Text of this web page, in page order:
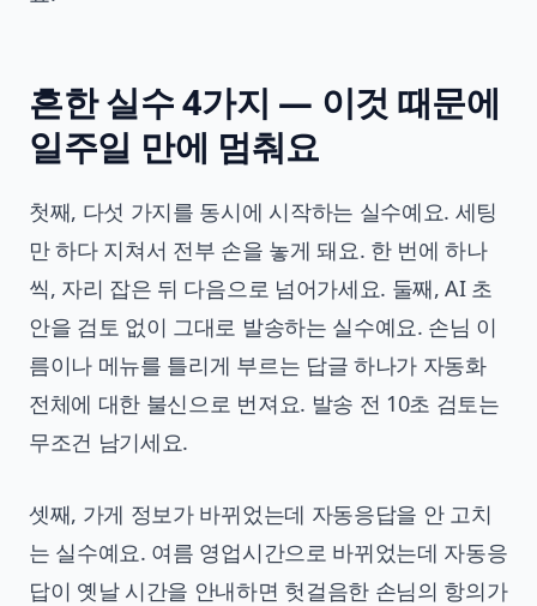
흔한 실수 4가지 — 이것 때문에
일주일 만에 멈춰요
첫째, 다섯 가지를 동시에 시작하는 실수예요. 세팅
만 하다 지쳐서 전부 손을 놓게 돼요. 한 번에 하나
씩, 자리 잡은 뒤 다음으로 넘어가세요. 둘째, AI 초
안을 검토 없이 그대로 발송하는 실수예요. 손님 이
름이나 메뉴를 틀리게 부르는 답글 하나가 자동화
전체에 대한 불신으로 번져요. 발송 전 10초 검토는
무조건 남기세요.
셋째, 가게 정보가 바뀌었는데 자동응답을 안 고치
는 실수예요. 여름 영업시간으로 바뀌었는데 자동응
답이 옛날 시간을 안내하면 헛걸음한 손님의 항의가